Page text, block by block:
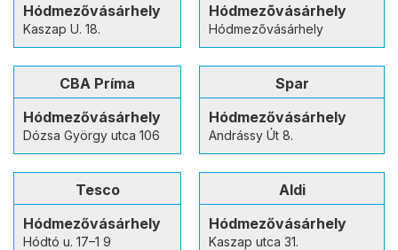
Hódmezővásárhely
Kaszap U. 18.
Hódmezõvásárhely
Hódmezõvásárhely
CBA Príma
Hódmezővásárhely
Dózsa György utca 106
Spar
Hódmezővásárhely
Andrássy Út 8.
Tesco
Hódmezővásárhely
Hódtó u. 17–1 9
Aldi
Hódmezővásárhely
Kaszap utca 31.